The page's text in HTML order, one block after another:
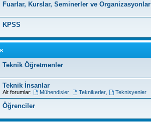
Fuarlar, Kurslar, Seminerler ve Organizasyonlar
KPSS
Teknik Öğretmenler
Teknik İnsanlar
Alt forumlar: Mühendisler, Teknikerler, Teknisyenler
Öğrenciler